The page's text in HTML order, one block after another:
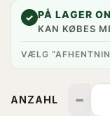
✓ PÅ LAGER
KAN KØBES
VÆLG
ANZAHL